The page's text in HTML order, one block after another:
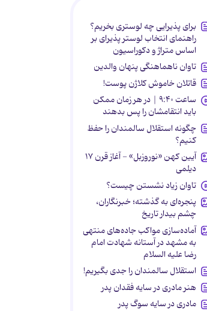
برای پذیرایی چه لوستری بخریم؟
راهنمای انتخاب لوستر پذیرای بر
اساس متراژ و دکوراسیون
تاوان ناهماهنگی پنهان والدین
قاتلان خاموش کلاژن پوست!
ساعت ۹:۴۰ | در هر زمان ممکن
باید انتقامشان را پس بدهند
چگونه استقلال سالمندان را حفظ
کنیم؟
آیین کهن «نوروزبل» - آغاز قرن ۱۷
دیلمی
تاوان زیاد نشستن چیست؟
پنجره‌ای به گذشته؛ خبرنگاران،
چشم بیدار تاریخ
آماده‌سازی مواکب جاده‌های منتهی
به مشهد در آستانه شهادت امام
رضا علیه السلام
استقلال سالمندان را جدی بگیریم!
هنر مادری در سایه‌ فقدان پدر
مادری در سایه سوگ پدر